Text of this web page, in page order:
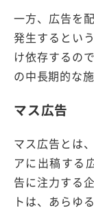
一方、広告を
発生するとい
け依存するの
の中長期的な
マス広告
マス広告とは
アに出稿する
告に注力する
トは、あらゆ